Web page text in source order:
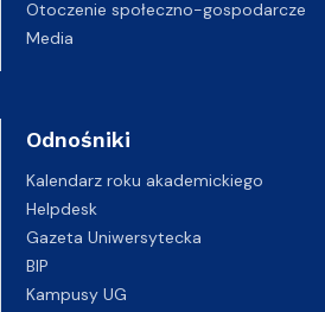
Otoczenie społeczno-gospodarcze
Media
Odnośniki
Kalendarz roku akademickiego
Helpdesk
Gazeta Uniwersytecka
BIP
Kampusy UG